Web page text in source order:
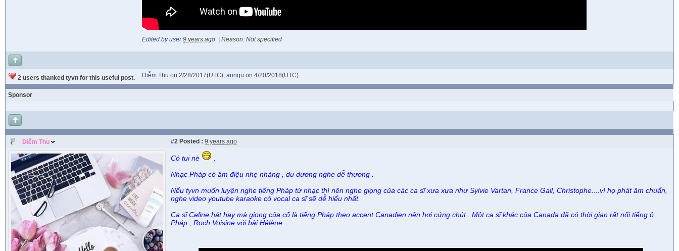
Edited by user 9 years ago Reason: Not specified
2 users thanked tyvn for this useful post. Diễm Thu on 2/28/2017(UTC), anngu on 4/20/2018(UTC)
Sponsor
Diễm Thu #2 Posted : 9 years ago
Có tui nè
Nhạc Pháp có âm điệu nhẹ nhàng , du dương nghe dễ thương .
Nếu tyvn muốn luyện nghe tiếng Pháp từ nhạc thì nên nghe giọng của các ca sĩ xưa xưa như Sylvie Vartan, France Gall, Christophe....vì họ phát âm chuẩn,
nghe video youtube karaoke có vocal ca sĩ sẽ dễ hiểu nhất.
Ca sĩ Celine hát hay mà giọng của cổ là tiếng Pháp theo accent Canadien nên hơi cứng chút . Một ca sĩ khác của Canada đã có thời gian rất nổi tiếng ở
Pháp , Roch Voisine với bài Hélène